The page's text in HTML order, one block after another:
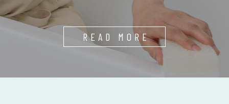
READ MORE